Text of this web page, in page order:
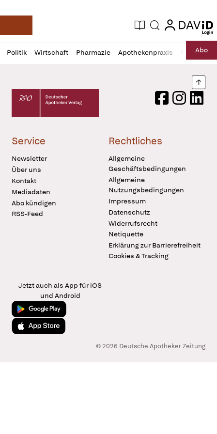
Deutsche Apotheker Zeitung
Aktuelle Ausgabe
Suche login
login
Politik Wirtschaft Pharmazie Apothekenpraxis RechtAbo
Profil
öffnen
Daz
Pur
Deutscher Apotheker Verlag Logo
FacebookInstagram
Service
Newsletter
Über uns
Kontakt
Mediadaten
Abo kündigen
RSS-Feed
Rechtliches
Allgemeine
Geschäftsbedingungen
Allgemeine
Nutzungsbedingungen
Impressum
Datenschutz
Widerrufsrecht
Netiquette
Erklärung zur Barrierefreiheit
Cookies & Tracking
Jetzt auch als App für iOS
und Android
Jetzt bei Google Play
Laden im App Store
© 2026 Deutsche Apotheker Zeitung